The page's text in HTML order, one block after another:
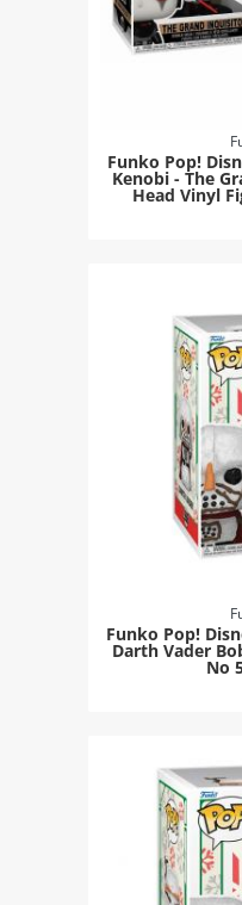
Funko Pop!
Kenobi - The
Head Vinyl
Funko Pop!
Darth Vader
Νο